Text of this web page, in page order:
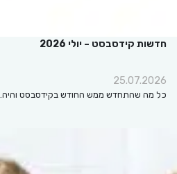
חדשות קידסבסט – יולי 2026
25.07.2026
כל מה שהתחדש ממש החודש בקידסבסט והיה…